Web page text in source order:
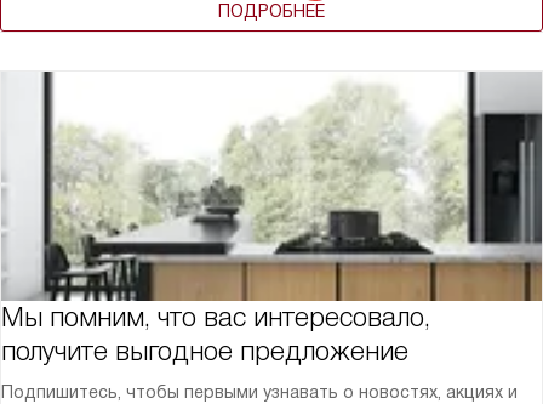
ПОДРОБНЕЕ
Мы помним, что вас интересовало,
получите выгодное предложение
Подпишитесь, чтобы первыми узнавать о новостях, акциях и